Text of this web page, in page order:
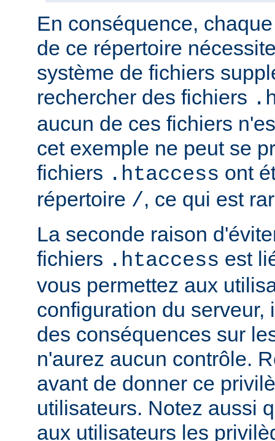
En conséquence,
de ce répertoire
système de fichiers
rechercher des fichiers
aucun de ces fichiers
cet exemple ne peut se
fichiers .htaccess ont
répertoire /, ce qui est
La seconde raison
fichiers .htaccess est
vous permettez aux
configuration du serveur,
des conséquences sur
n'aurez aucun contrôle.
avant de donner ce
utilisateurs. Notez aussi
aux utilisateurs les